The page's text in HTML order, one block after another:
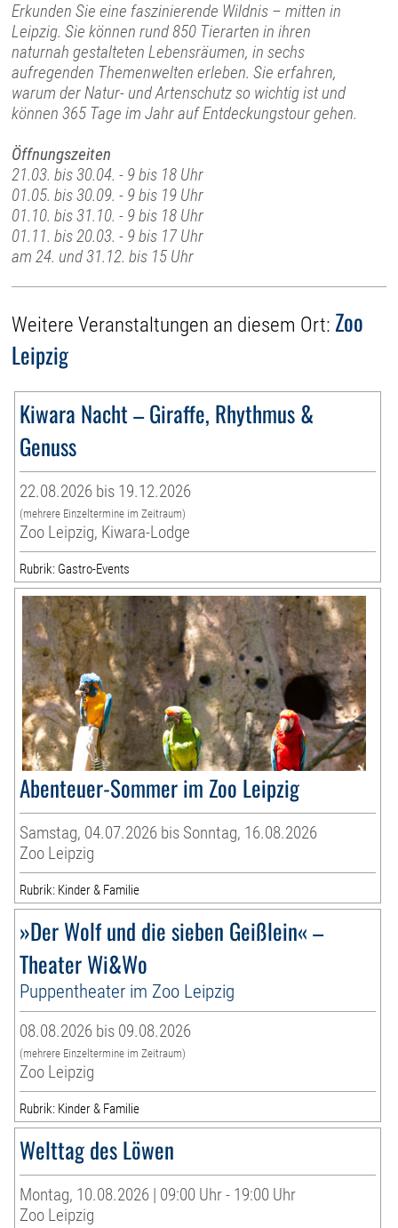
Erkunden Sie eine faszinierende Wildnis – mitten in
Leipzig. Sie können rund 850 Tierarten in ihren
naturnah gestalteten Lebensräumen, in sechs
aufregenden Themenwelten erleben. Sie erfahren,
warum der Natur- und Artenschutz so wichtig ist und
können 365 Tage im Jahr auf Entdeckungstour gehen.
Öffnungszeiten
21.03. bis 30.04. - 9 bis 18 Uhr
01.05. bis 30.09. - 9 bis 19 Uhr
01.10. bis 31.10. - 9 bis 18 Uhr
01.11. bis 20.03. - 9 bis 17 Uhr
am 24. und 31.12. bis 15 Uhr
Weitere Veranstaltungen an diesem Ort: Zoo
Leipzig
Kiwara Nacht – Giraffe, Rhythmus &
Genuss
22.08.2026 bis 19.12.2026
(mehrere Einzeltermine im Zeitraum)
Zoo Leipzig, Kiwara-Lodge
Rubrik: Gastro-Events
Abenteuer-Sommer im Zoo Leipzig
Samstag, 04.07.2026 bis Sonntag, 16.08.2026
Zoo Leipzig
Rubrik: Kinder & Familie
»Der Wolf und die sieben Geißlein« –
Theater Wi&Wo
Puppentheater im Zoo Leipzig
08.08.2026 bis 09.08.2026
(mehrere Einzeltermine im Zeitraum)
Zoo Leipzig
Rubrik: Kinder & Familie
Welttag des Löwen
Montag, 10.08.2026 | 09:00 Uhr - 19:00 Uhr
Zoo Leipzig